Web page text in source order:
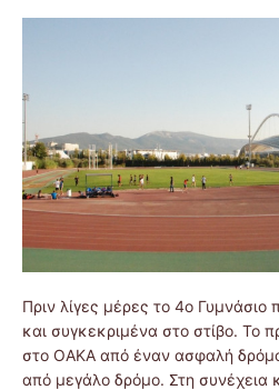
Πριν λίγες μέρες το 4ο
και συγκεκριμένα στο στίβο. Το
στο ΟΑΚΑ από έναν ασφαλή
από μεγάλο δρόμο. Στη συνέχεια